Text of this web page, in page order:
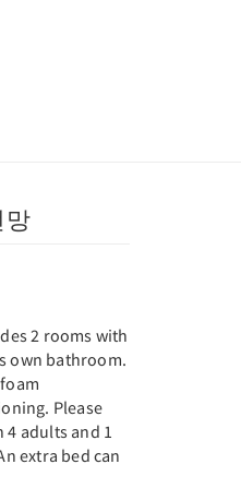
망
2 rooms with
own bathroom.
Please
adults and 1
extra bed can